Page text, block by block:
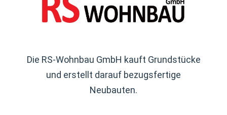
Die RS-Wohnbau GmbH kauft Grundstücke
und erstellt darauf bezugsfertige
Neubauten.